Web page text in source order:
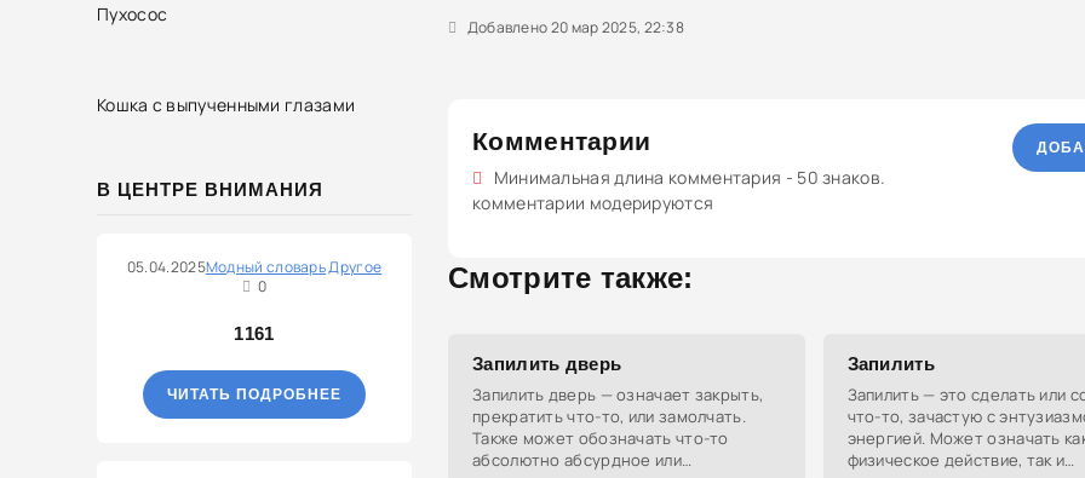
Пухосос
Кошка с выпученными глазами
В ЦЕНТРЕ ВНИМАНИЯ
05.04.2025Модный словарьДругое
0
1161
ЧИТАТЬ ПОДРОБНЕЕ
Добавлено 20 мар 2025, 22:38
Комментарии
Минимальная длина комментария - 50 знаков.
комментарии модерируются
Смотрите также:
Запилить дверь
Запилить дверь — означает закрыть,
прекратить что-то, или замолчать.
Также может обозначать что-то
абсолютно абсурдное или
Запилить
Запилить — это сделать или
что-то, зачастую с
энергией. Может означать
физическое действие, так и